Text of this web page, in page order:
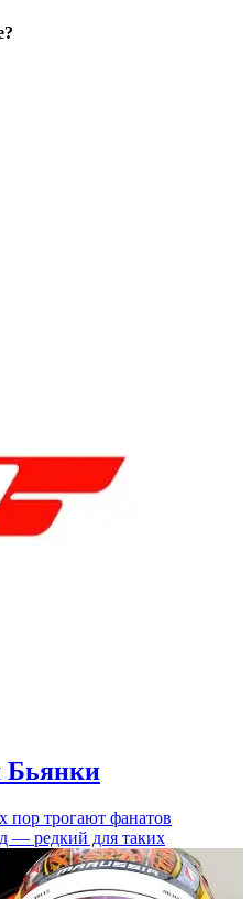
Бьянки
трогают фанатов
— редкий для таких